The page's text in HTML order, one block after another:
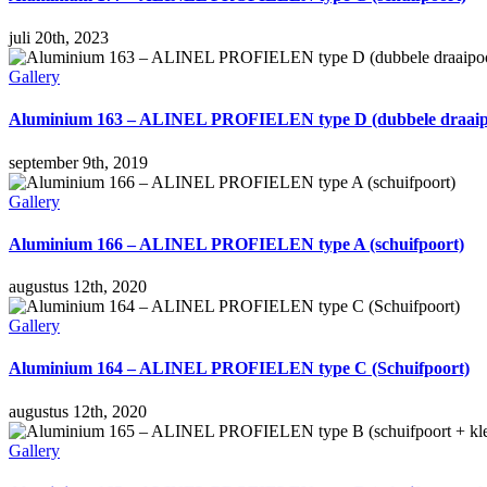
juli 20th, 2023
Gallery
Aluminium 163 – ALINEL PROFIELEN type D (dubbele
september 9th, 2019
Gallery
Aluminium 166 – ALINEL PROFIELEN type A (schuifpoort)
augustus 12th, 2020
Gallery
Aluminium 164 – ALINEL PROFIELEN type C (Schuifpoort)
augustus 12th, 2020
Gallery